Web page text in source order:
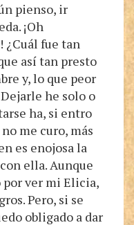
pienso, ir
¡Oh
¿Cuál fue tan
así tan presto
y, lo que peor
he solo o
ha, si entro
me curo, más
es enojosa la
ella. Aunque
por ver mi Elicia,
Pero, si se
obligado a dar